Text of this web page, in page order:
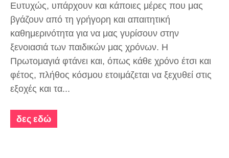
Ευτυχώς, υπάρχουν και κάποιες μέρες που μας
βγάζουν από τη γρήγορη και απαιτητική
καθημερινότητα για να μας γυρίσουν στην
ξενοιασιά των παιδικών μας χρόνων. Η
Πρωτομαγιά φτάνει και, όπως κάθε χρόνο έτσι και
φέτος, πλήθος κόσμου ετοιμάζεται να ξεχυθεί στις
εξοχές και τα...
δες εδώ